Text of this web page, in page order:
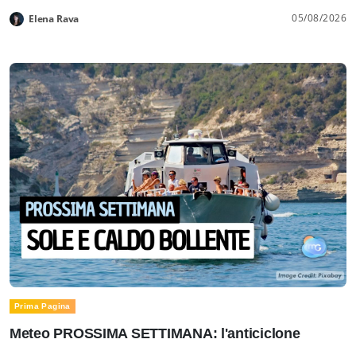
Elena Rava 05/08/2026
Prima Pagina
Meteo PROSSIMA SETTIMANA: l'anticiclone